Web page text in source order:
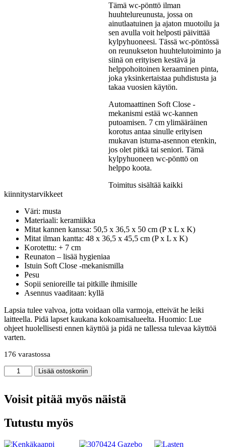
Tämä wc-pönttö ilman
huuhtelureunusta, jossa on
ainutlaatuinen ja ajaton muotoilu ja
sen avulla voit helposti päivittää
kylpyhuoneesi. Tässä wc-pöntössä
on reunukseton huuhtelutoiminto ja
siinä on erityisen kestävä ja
helppohoitoinen keraaminen pinta,
joka yksinkertaistaa puhdistusta ja
takaa vuosien käytön.
Automaattinen Soft Close -
mekanismi estää wc-kannen
putoamisen. 7 cm ylimääräinen
korotus antaa sinulle erityisen
mukavan istuma-asennon etenkin,
jos olet pitkä tai seniori. Tämä
kylpyhuoneen wc-pönttö on
helppo koota.
Toimitus sisältää kaikki
kiinnitystarvikkeet
Väri: musta
Materiaali: keramiikka
Mitat kannen kanssa: 50,5 x 36,5 x 50 cm (P x L x K)
Mitat ilman kantta: 48 x 36,5 x 45,5 cm (P x L x K)
Korotettu: + 7 cm
Reunaton – lisää hygieniaa
Istuin Soft Close -mekanismilla
Pesu
Sopii senioreille tai pitkille ihmisille
Asennus vaaditaan: kyllä
Lapsia tulee valvoa, jotta voidaan olla varmoja, etteivät he leiki
laitteella. Pidä lapset kaukana kokoamisalueelta. Huomio: Lue
ohjeet huolellisesti ennen käyttöä ja pidä ne tallessa tulevaa käyttöä
varten.
176 varastossa
Korkea
reunaton
Soft
Close
cm
keraaminen
Lisää ostoskoriin
Voisit pitää myös näistä
Tutustu myös